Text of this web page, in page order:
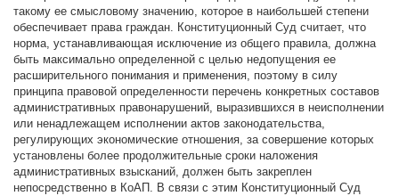
такому ее смысловому значению, которое в наибольшей степени
обеспечивает права граждан. Конституционный Суд считает, что
норма, устанавливающая исключение из общего правила, должна
быть максимально определенной с целью недопущения ее
расширительного понимания и применения, поэтому в силу
принципа правовой определенности перечень конкретных составов
административных правонарушений, выразившихся в неисполнении
или ненадлежащем исполнении актов законодательства,
регулирующих экономические отношения, за совершение которых
установлены более продолжительные сроки наложения
административных взысканий, должен быть закреплен
непосредственно в КоАП. В связи с этим Конституционный Суд